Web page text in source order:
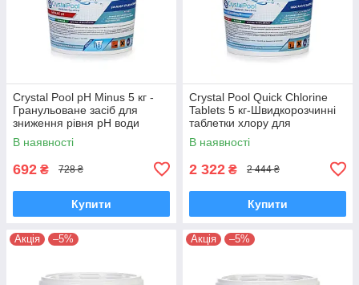
Crystal Pool pH Minus 5 кг -
Гранульоване засіб для
зниження рівня pH води
басейну (суха кислота).
В наявності
692 ₴ 728 ₴
Купити
Crystal Pool Quick Chlorine
Tablets 5 кг-Швидкорозчинні
таблетки хлору для
первинної дезінфекція гіпох
В наявності
2 322 ₴ 2 444 ₴
Купити
Акція –5% Акція –5%